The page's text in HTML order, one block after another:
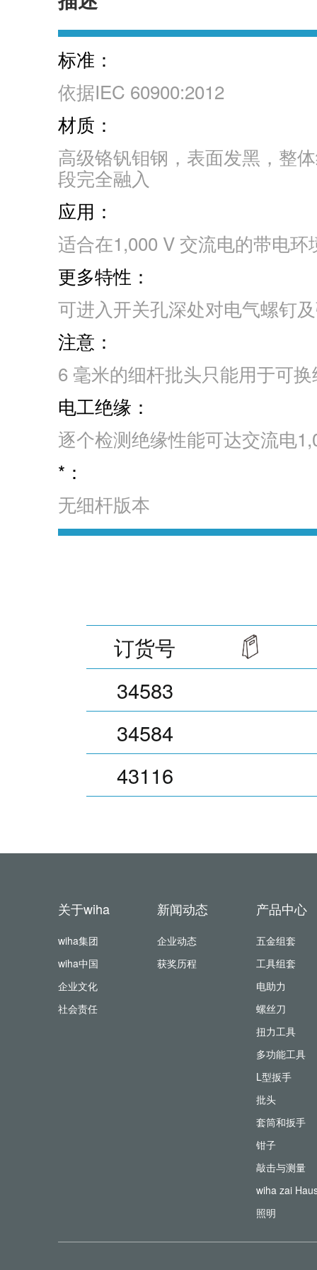
标准：
依据IEC 60900:2012
材质：
高级铬钒钼钢，表面发黑，整
段完全融入
应用：
适合在1,000 V 交流电的带电环
更多特性：
可进入开关孔深处对电气螺钉
注意：
6 毫米的细杆批头只能用于可
电工绝缘：
逐个检测绝缘性能可达交流电
*：
无细杆版本
订货号
34583
34584
43116
关于wiha
wiha集团
wiha中国
企业文化
社会责任
新闻动态
企业动态
获奖历程
产品中心
五金组套
工具组套
电助力
螺丝刀
扭力工具
多功能工具
L型扳手
批头
套筒和扳手
钳子
敲击与测量
wiha zai
照明